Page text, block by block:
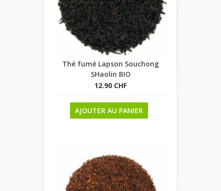
Thé fumé Lapson Souchong
SHaolin BIO
12.90 CHF
AJOUTER AU PANIER